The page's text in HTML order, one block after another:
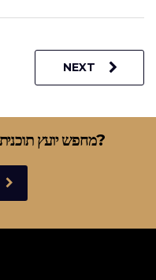
NEXT
מחפש יועץ תוכנית עסקית המחלקה הראשונה?